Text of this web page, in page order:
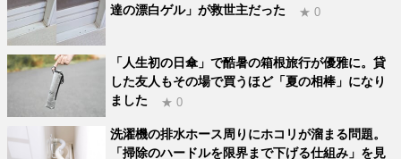
達の漂白ゲル」が救世主だった
★ 0
「人生初の日傘」で酷暑の箱根旅行が優雅に。貸
した友人もその場で買うほど「夏の相棒」になり
ました
★ 0
洗濯機の排水ホース周りにホコリが溜まる問題。
「掃除のハードルを限界まで下げる仕組み」を見